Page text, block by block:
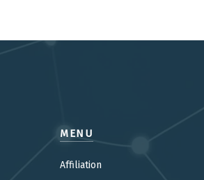
MENU
Affiliation